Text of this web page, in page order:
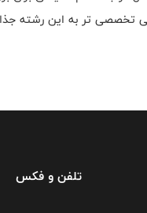
تر به این رشته
تلفن و فکس